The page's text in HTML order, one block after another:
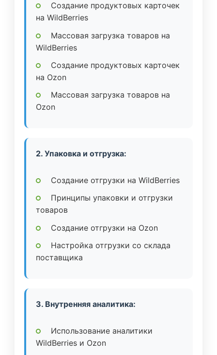
Создание продуктовых карточек
на WildBerries
Массовая загрузка товаров на
WildBerries
Создание продуктовых карточек
на Ozon
Массовая загрузка товаров на
Ozon
2. Упаковка и отгрузка:
Создание отгрузки на WildBerries
Принципы упаковки и отгрузки
товаров
Создание отгрузки на Ozon
Настройка отгрузки со склада
поставщика
3. Внутренняя аналитика:
Использование аналитики
WildBerries и Ozon